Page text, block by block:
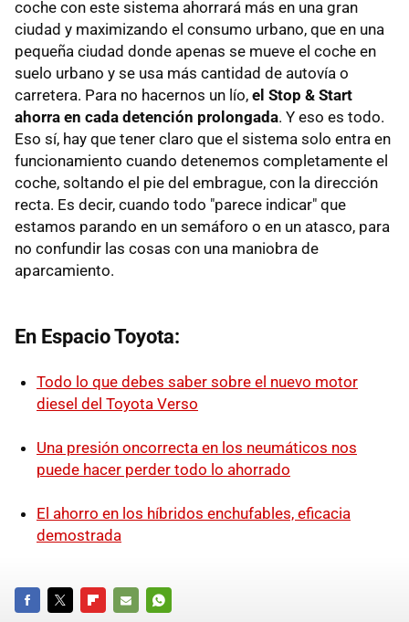
coche con este sistema ahorrará más en una gran
ciudad y maximizando el consumo urbano, que en una
pequeña ciudad donde apenas se mueve el coche en
suelo urbano y se usa más cantidad de autovía o
carretera. Para no hacernos un lío, el Stop & Start
ahorra en cada detención prolongada. Y eso es todo.
Eso sí, hay que tener claro que el sistema solo entra en
funcionamiento cuando detenemos completamente el
coche, soltando el pie del embrague, con la dirección
recta. Es decir, cuando todo "parece indicar" que
estamos parando en un semáforo o en un atasco, para
no confundir las cosas con una maniobra de
aparcamiento.
En Espacio Toyota:
Todo lo que debes saber sobre el nuevo motor
diesel del Toyota Verso
Una presión oncorrecta en los neumáticos nos
puede hacer perder todo lo ahorrado
El ahorro en los híbridos enchufables, eficacia
demostrada